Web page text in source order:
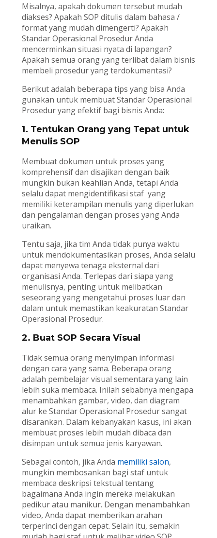
Misalnya, apakah dokumen tersebut mudah
diakses? Apakah SOP ditulis dalam bahasa /
format yang mudah dimengerti? Apakah
Standar Operasional Prosedur Anda
mencerminkan situasi nyata di lapangan?
Apakah semua orang yang terlibat dalam bisnis
membeli prosedur yang terdokumentasi?
Berikut adalah beberapa tips yang bisa Anda
gunakan untuk membuat Standar Operasional
Prosedur yang efektif bagi bisnis Anda:
1. Tentukan Orang yang Tepat untuk
Menulis SOP
Membuat dokumen untuk proses yang
komprehensif dan disajikan dengan baik
mungkin bukan keahlian Anda, tetapi Anda
selalu dapat mengidentifikasi staf yang
memiliki keterampilan menulis yang diperlukan
dan pengalaman dengan proses yang Anda
uraikan.
Tentu saja, jika tim Anda tidak punya waktu
untuk mendokumentasikan proses, Anda selalu
dapat menyewa tenaga eksternal dari
organisasi Anda. Terlepas dari siapa yang
menulisnya, penting untuk melibatkan
seseorang yang mengetahui proses luar dan
dalam untuk memastikan keakuratan Standar
Operasional Prosedur.
2. Buat SOP Secara Visual
Tidak semua orang menyimpan informasi
dengan cara yang sama. Beberapa orang
adalah pembelajar visual sementara yang lain
lebih suka membaca. Inilah sebabnya mengapa
menambahkan gambar, video, dan diagram
alur ke Standar Operasional Prosedur sangat
disarankan. Dalam kebanyakan kasus, ini akan
membuat proses lebih mudah dibaca dan
disimpan untuk semua jenis karyawan.
Sebagai contoh, jika Anda memiliki salon,
mungkin membosankan bagi staf untuk
membaca deskripsi tekstual tentang
bagaimana Anda ingin mereka melakukan
pedikur atau manikur. Dengan menambahkan
video, Anda dapat memberikan arahan
terperinci dengan cepat. Selain itu, semakin